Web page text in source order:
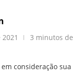
3 minutos de
consideração sua